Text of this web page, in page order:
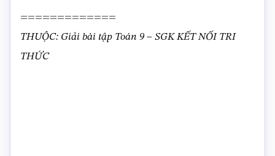
=============
THUỘC: Giải bài tập Toán 9 – SGK KẾT NỐI TRI
THỨC